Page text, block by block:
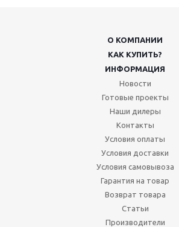
О КОМПАНИИ
КАК КУПИТЬ?
ИНФОРМАЦИЯ
Новости
Готовые проекты
Наши дилеры
Контакты
Условия оплаты
Условия доставки
Условия самовывоза
Гарантия на товар
Возврат товара
Статьи
Производители